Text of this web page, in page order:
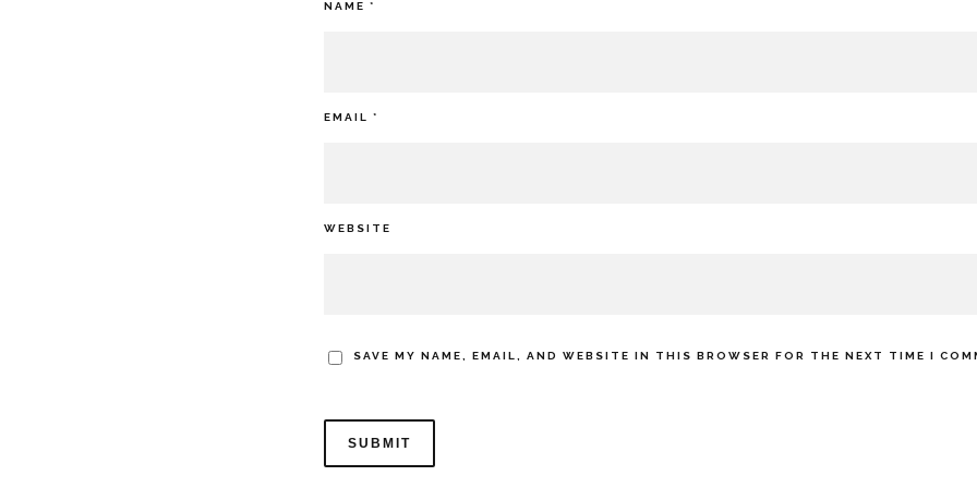
NAME *
EMAIL *
WEBSITE
SAVE MY NAME, EMAIL, AND WEBSITE IN THIS BROWSER FOR THE NEXT TIME I